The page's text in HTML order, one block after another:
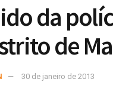
da
de
30 de janeiro de 2013